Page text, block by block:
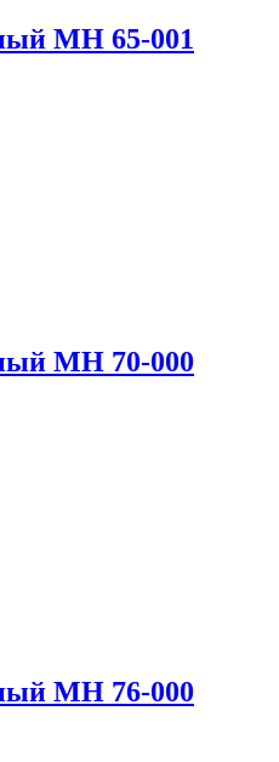
МН 65-001
МН 70-000
МН 76-000